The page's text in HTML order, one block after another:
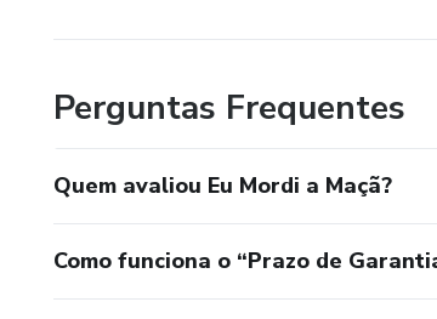
Perguntas Frequentes
Quem avaliou Eu Mordi a Maçã?
Como funciona o “Prazo de